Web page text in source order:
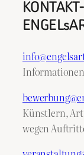
Künstlern,
wegen